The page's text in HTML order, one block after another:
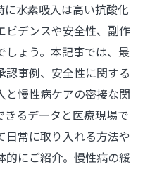
水素吸入は高い抗酸化
ビデンスや安全性、副作
しょう。本記事では、最
事例、安全性に関する
と慢性病ケアの密接な関
るデータと医療現場で
日常に取り入れる方法や
的にご紹介。慢性病の緩